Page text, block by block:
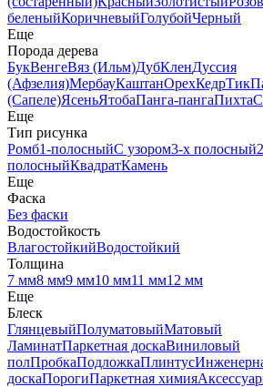
беленыйКоричневыйГолубойЧерный
Еще
Порода дерева
БукВенгеВяз (Ильм)ДубКленДуссия
(Афзелия)МербауКаштанОрехКедрТик
(Сапеле)ЯсеньЯтобаПанга-пангаПихта
Еще
Тип рисунка
Ромб1-полосныйС узором3-х полосный
полосныйКвадратКамень
Еще
Фаска
Без фаски
Водостойкость
ВлагостойкийВодостойкий
Толщина
7 мм8 мм9 мм10 мм11 мм12 мм
Еще
Блеск
ГлянцевыйПолуматовыйМатовый
ЛаминатПаркетная доскаВиниловый
полПробкаПодложкаПлинтус
доскаПорогиПаркетная химия